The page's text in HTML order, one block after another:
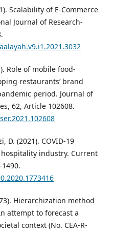
Scalability of E-Commerce
Journal of Research-
Role of mobile food-
restaurants’ brand
period. Journal of
62, Article 102608.
D. (2021). COVID-19
industry. Current
Hierarchization method
attempt to forecast a
context (No. CEA-R-